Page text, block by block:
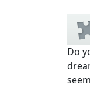
Do